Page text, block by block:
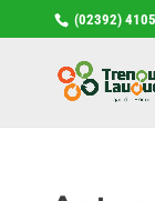
(02392)